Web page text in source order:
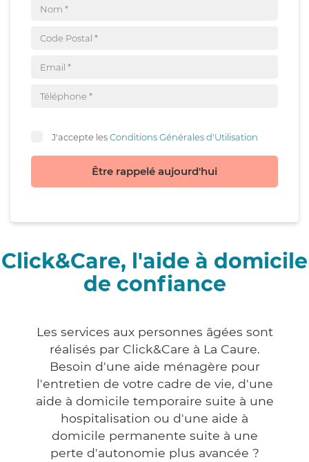
J'accepte lesConditions Générales d'Utilisation
Être rappelé aujourd'hui
Click&Care, l'aide à domicile
de confiance
Les services aux personnes âgées sont
réalisés par Click&Care à La Caure.
Besoin d'une aide ménagère pour
l'entretien de votre cadre de vie, d'une
aide à domicile temporaire suite à une
hospitalisation ou d'une aide à
domicile permanente suite à une
perte d'autonomie plus avancée ?